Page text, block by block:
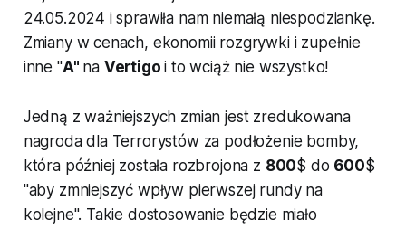
24.05.2024 i sprawiła nam niemałą niespodziankę.
Zmiany w cenach, ekonomii rozgrywki i zupełnie
inne "A" na Vertigoi to wciąż nie wszystko!
Jedną z ważniejszych zmian jest zredukowana
nagroda dla Terrorystów za podłożenie bomby,
która później została rozbrojona z 800$ do 600$
"aby zmniejszyć wpływ pierwszej rundy na
kolejne". Takie dostosowanie będzie miało